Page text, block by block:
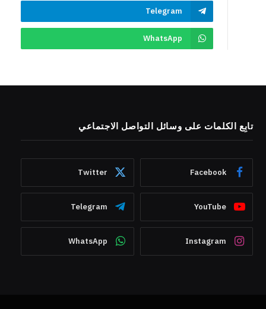
Telegram
WhatsApp
تابِع الكلمات على وسائل التواصل الاجتماعي
Facebook
Twitter
YouTube
Telegram
Instagram
WhatsApp